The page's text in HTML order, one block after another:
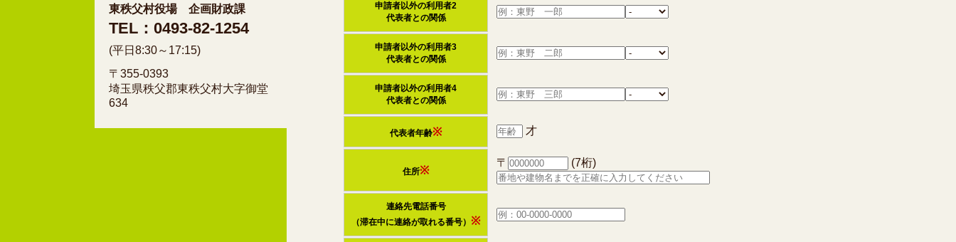
東秩父村役場 企画財政課
TEL：0493-82-1254
(平日8:30～17:15)
〒355-0393
埼玉県秩父郡東秩父村大字御堂
634
申請者以外の利用者2
代表者との関係
申請者以外の利用者3
代表者との関係
申請者以外の利用者4
代表者との関係
代表者年齢※ 才
住所※
〒 (7桁)
連絡先電話番号
（滞在中に連絡が取れる番号）※